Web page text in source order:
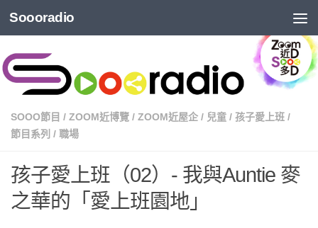
Soooradio
SOOO節目 / ZOOM近博覽 / ZOOM近屋企 / 兒童 / 孩子愛上班 /
節目系列 / 職場
孩子愛上班（02）- 我與Auntie 麥
之華的「愛上班園地」